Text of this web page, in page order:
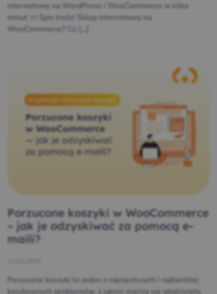
internetowy na WordPress i WooCommerce w kilka
minut ⭐! Spis treści Sklep internetowy na
WooCommerce? Co […]
Porzucone koszyki w WooCommerce
– jak je odzyskiwać za pomocą e-
maili?
Porzucone koszyki to jeden z najczęstszych i najbardziej
kosztownych problemów, z jakimi mierzą się właściciele